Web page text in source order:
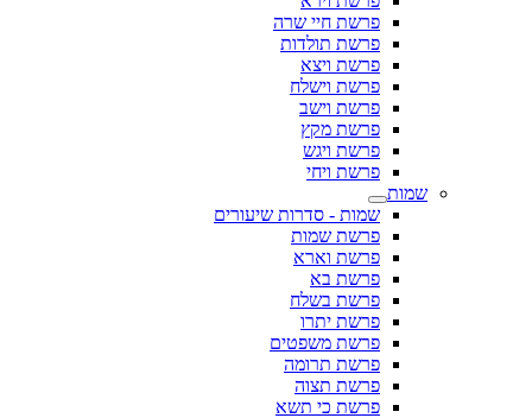
פרשת חיי שרה
פרשת תולדות
פרשת ויצא
פרשת וישלח
פרשת וישב
פרשת מקץ
פרשת ויגש
פרשת ויחי
שמות
שמות - סדרות שיעורים
פרשת שמות
פרשת וארא
פרשת בא
פרשת בשלח
פרשת יתרו
פרשת משפטים
פרשת תרומה
פרשת תצוה
פרשת כי תשא